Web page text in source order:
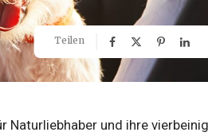
Teilen
Naturliebhaber und ihre